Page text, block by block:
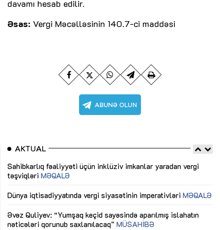
davamı hesab edilir.
Əsas: Vergi Məcəlləsinin 140.7-ci maddəsi
AKTUAL
Sahibkarlıq fəaliyyəti üçün inklüziv imkanlar yaradan vergi
təşviqləri MƏQALƏ
Dünya iqtisadiyyatında vergi siyasətinin imperativləri MƏQALƏ
Əvəz Quliyev: “Yumşaq keçid sayəsində aparılmış islahatın
nəticələri qorunub saxlanılacaq” MÜSAHİBƏ